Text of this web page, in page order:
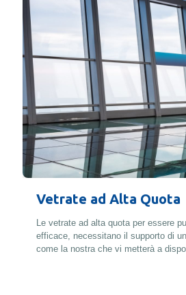
Vetrate ad Alta Quota
Le vetrate ad alta quota per essere
efficace, necessitano il supporto di
come la nostra che vi metterà a